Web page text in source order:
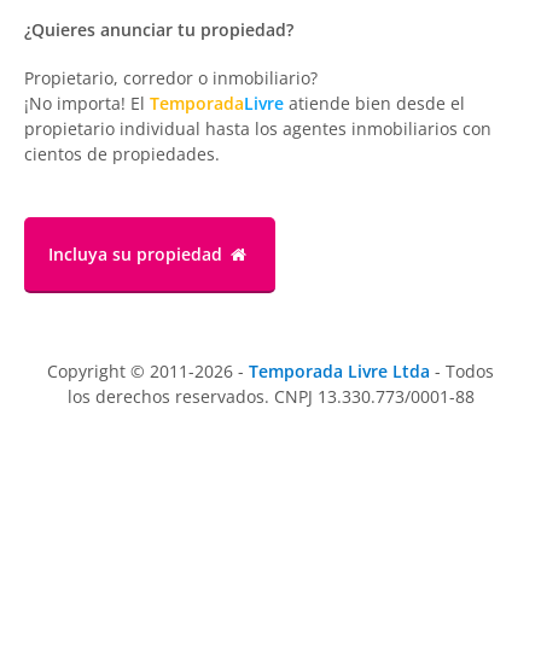
¿Quieres anunciar tu propiedad?
Propietario, corredor o inmobiliario?
¡No importa! El TemporadaLivre atiende bien desde el
propietario individual hasta los agentes inmobiliarios con
cientos de propiedades.
Incluya su propiedad
Copyright © 2011-2026 - Temporada Livre Ltda - Todos
los derechos reservados. CNPJ 13.330.773/0001-88